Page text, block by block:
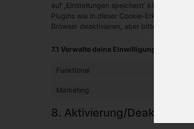
auf „Einstellungen speichern“ klickst, gibst
Plugins wie in dieser Cookie-Erklärung
Browser deaktivieren, aber bitte beachte,
7.1 Verwalte deine
Funktional
Marketing
8. Aktivierung/